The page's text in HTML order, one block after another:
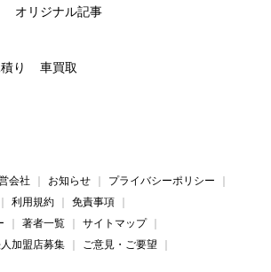
オリジナル記事
り 車買取
会社 お知らせ
プライバシーポリシー
利用規約
免責事項
著者一覧
サイトマップ
加盟店募集
ご意見・ご要望